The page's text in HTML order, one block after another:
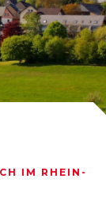
IM RHEIN-